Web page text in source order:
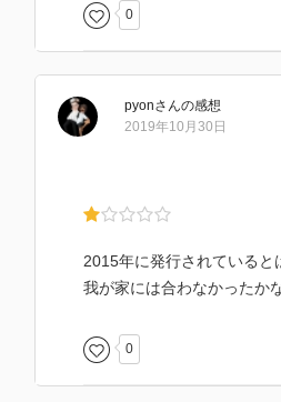
0
pyonさんの感想
2019年10月30日
2015年に発行されていると
我が家には合わなかったか
0